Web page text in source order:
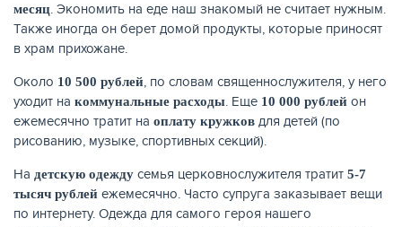
месяц. Экономить на еде наш знакомый не считает нужным.
Также иногда он берет домой продукты, которые приносят
в храм прихожане.
Около 10 500 рублей, по словам священнослужителя, у него
уходит на коммунальные расходы. Еще 10 000 рублей он
ежемесячно тратит на оплату кружков для детей (по
рисованию, музыке, спортивных секций).
На детскую одежду семья церковнослужителя тратит 5-7
тысяч рублей ежемесячно. Часто супруга заказывает вещи
по интернету. Одежда для самого героя нашего